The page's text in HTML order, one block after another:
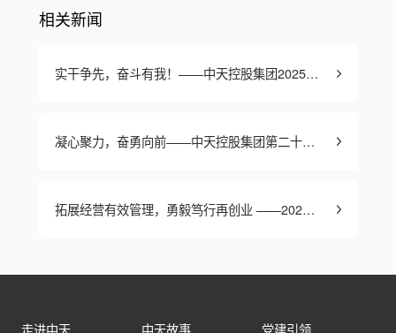
相关新闻
实干争先，奋斗有我！——中天控股集团2025年度表彰盛典隆重举行
凝心聚力，奋勇向前——中天控股集团第二十七届文化体育节圆满闭幕
拓展经营有效管理，勇毅笃行再创业 ——2026年中天控股集团新年工作会议在杭召开